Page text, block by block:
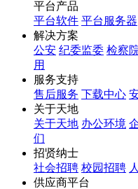
平台产品
平台软件 平台服务器
解决方案
公安 纪委监委 检察
用
服务支持
售后服务 下载中心
关于天地
关于天地 办公环境
们
招贤纳士
社会招聘 校园招聘
供应商平台